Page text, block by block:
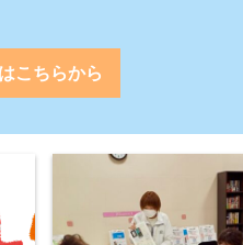
こちらから